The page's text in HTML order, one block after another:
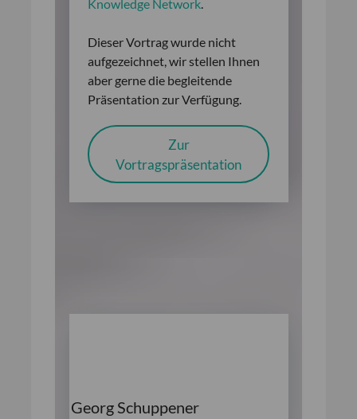
Knowledge Network.
Dieser Vortrag wurde nicht
aufgezeichnet, wir stellen Ihnen
aber gerne die begleitende
Präsentation zur Verfügung.
Zur
Vortragspräsentation
Georg Schuppener